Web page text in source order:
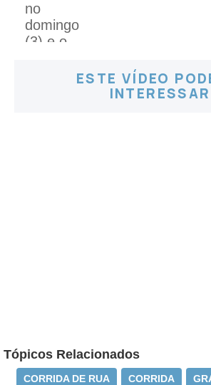
ESTE VÍDEO
INTERESSAR
Tópicos Relacionados
CORRIDA DE RUA CORRIDA